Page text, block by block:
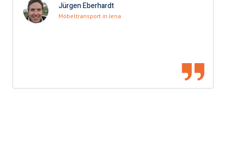
Jürgen Eberhardt
Möbeltransport in Jena